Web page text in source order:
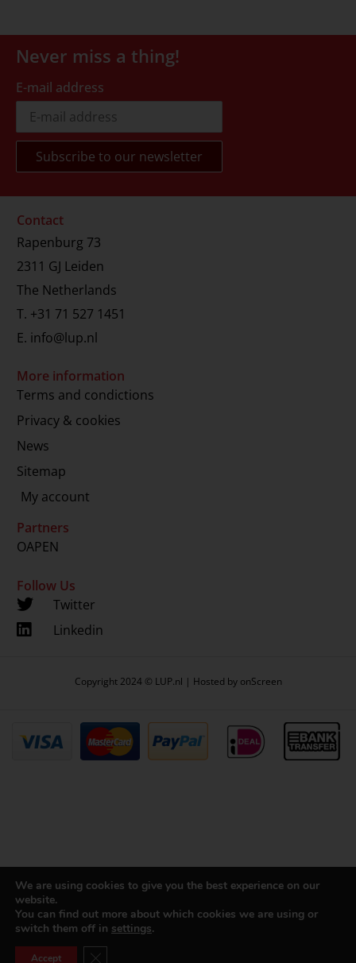
Never miss a thing!
E-mail address
Contact
Rapenburg 73
2311 GJ Leiden
The Netherlands
T. +31 71 527 1451
E. info@lup.nl
More information
Terms and condictions
Privacy & cookies
News
Sitemap
My account
Partners
OAPEN
Follow Us
Twitter
Linkedin
Copyright 2024 © LUP.nl | Hosted by onScreen
We are using cookies to give you the best experience on our
website.
You can find out more about which cookies we are using or
switch them off in settings.
Accept Close GDPR Cookie Banner